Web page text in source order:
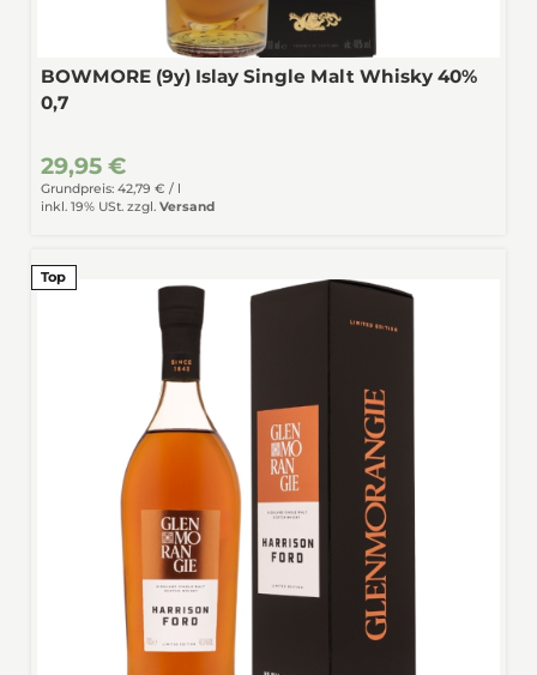
BOWMORE (9y) Islay Single Malt Whisky 40%
0,7
29,95 €
Grundpreis: 42,79 € /
inkl. 19% USt. zzgl. Versand
Top